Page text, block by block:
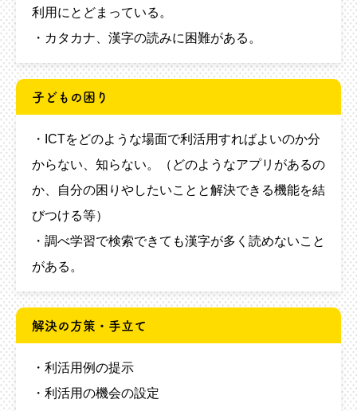
利用にとどまっている。
・カタカナ、漢字の読みに困難がある。
子どもの困り
・ICTをどのような場面で利活用すればよいのか分
からない、知らない。（どのようなアプリがあるの
か、自分の困りやしたいことと解決できる機能を結
びつける等）
・調べ学習で検索できても漢字が多く読めないこと
がある。
解決の方策・手立て
・利活用例の提示
・利活用の機会の設定